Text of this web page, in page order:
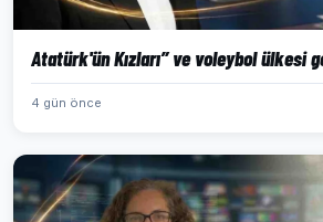
Atatürk'ün Kızları” ve voleybol ülkesi
4 gün önce